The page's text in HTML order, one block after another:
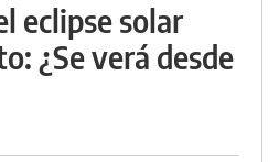
eclipse solar
¿Se verá desde